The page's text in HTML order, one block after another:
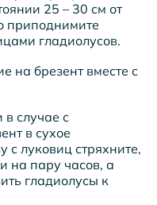
25 – 30 см от
приподнимите
гладиолусов.
на брезент вместе с
в случае с
в сухое
луковиц стряхните,
на пару часов, а
гладиолусы к